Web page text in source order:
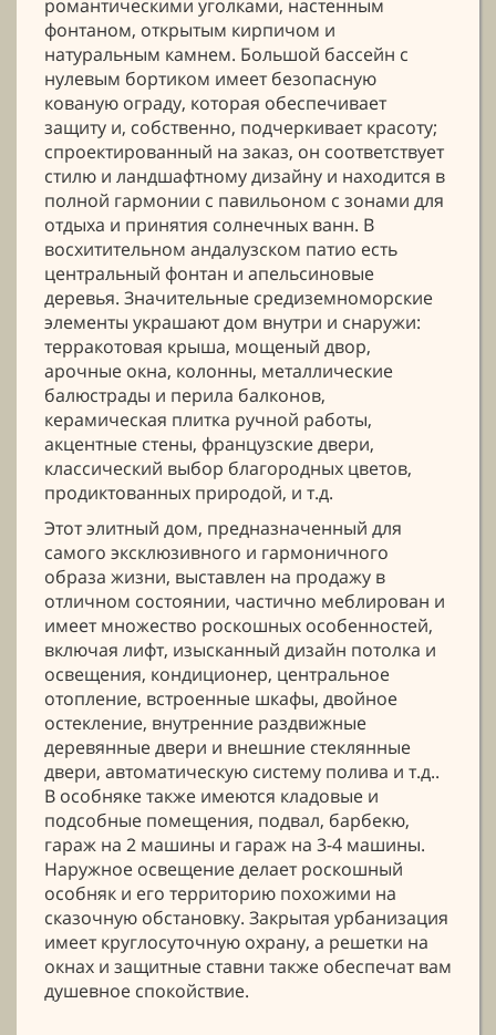
романтическими уголками, настенным
фонтаном, открытым кирпичом и
натуральным камнем. Большой бассейн с
нулевым бортиком имеет безопасную
кованую ограду, которая обеспечивает
защиту и, собственно, подчеркивает красоту;
спроектированный на заказ, он соответствует
стилю и ландшафтному дизайну и находится в
полной гармонии с павильоном с зонами для
отдыха и принятия солнечных ванн. В
восхитительном андалузском патио есть
центральный фонтан и апельсиновые
деревья. Значительные средиземноморские
элементы украшают дом внутри и снаружи:
терракотовая крыша, мощеный двор,
арочные окна, колонны, металлические
балюстрады и перила балконов,
керамическая плитка ручной работы,
акцентные стены, французские двери,
классический выбор благородных цветов,
продиктованных природой, и т.д.
Этот элитный дом, предназначенный для
самого эксклюзивного и гармоничного
образа жизни, выставлен на продажу в
отличном состоянии, частично меблирован и
имеет множество роскошных особенностей,
включая лифт, изысканный дизайн потолка и
освещения, кондиционер, центральное
отопление, встроенные шкафы, двойное
остекление, внутренние раздвижные
деревянные двери и внешние стеклянные
двери, автоматическую систему полива и т.д..
В особняке также имеются кладовые и
подсобные помещения, подвал, барбекю,
гараж на 2 машины и гараж на 3-4 машины.
Наружное освещение делает роскошный
особняк и его территорию похожими на
сказочную обстановку. Закрытая урбанизация
имеет круглосуточную охрану, а решетки на
окнах и защитные ставни также обеспечат вам
душевное спокойствие.